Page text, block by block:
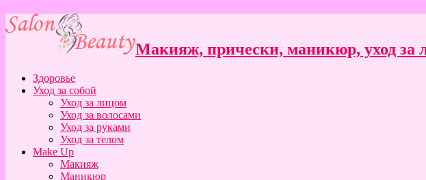
Макияж, прически, маникюр, уход за
Здоровье
Уход за собой
Уход за лицом
Уход за волосами
Уход за руками
Уход за телом
Make Up
Макияж
Маникюр